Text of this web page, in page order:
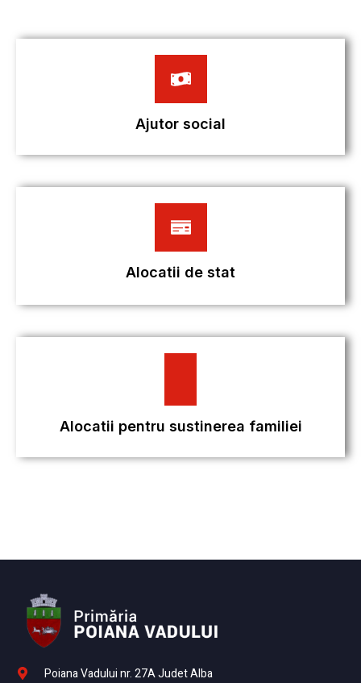
Ajutor social
Alocatii de stat
Alocatii pentru sustinerea familiei
Poiana Vadului nr. 27A Judet Alba